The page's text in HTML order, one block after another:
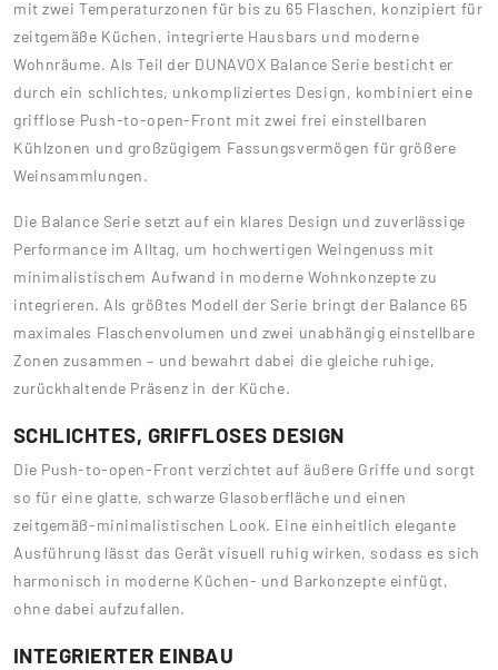
mit zwei Temperaturzonen für bis zu 65 Flaschen, konzipiert für
zeitgemäße Küchen, integrierte Hausbars und moderne
Wohnräume. Als Teil der DUNAVOX Balance Serie besticht er
durch ein schlichtes, unkompliziertes Design, kombiniert eine
grifflose Push-to-open-Front mit zwei frei einstellbaren
Kühlzonen und großzügigem Fassungsvermögen für größere
Weinsammlungen.
Die Balance Serie setzt auf ein klares Design und zuverlässige
Performance im Alltag, um hochwertigen Weingenuss mit
minimalistischem Aufwand in moderne Wohnkonzepte zu
integrieren. Als größtes Modell der Serie bringt der Balance 65
maximales Flaschenvolumen und zwei unabhängig einstellbare
Zonen zusammen – und bewahrt dabei die gleiche ruhige,
zurückhaltende Präsenz in der Küche.
SCHLICHTES, GRIFFLOSES DESIGN
Die Push-to-open-Front verzichtet auf äußere Griffe und sorgt
so für eine glatte, schwarze Glasoberfläche und einen
zeitgemäß-minimalistischen Look. Eine einheitlich elegante
Ausführung lässt das Gerät visuell ruhig wirken, sodass es sich
harmonisch in moderne Küchen- und Barkonzepte einfügt,
ohne dabei aufzufallen.
INTEGRIERTER EINBAU